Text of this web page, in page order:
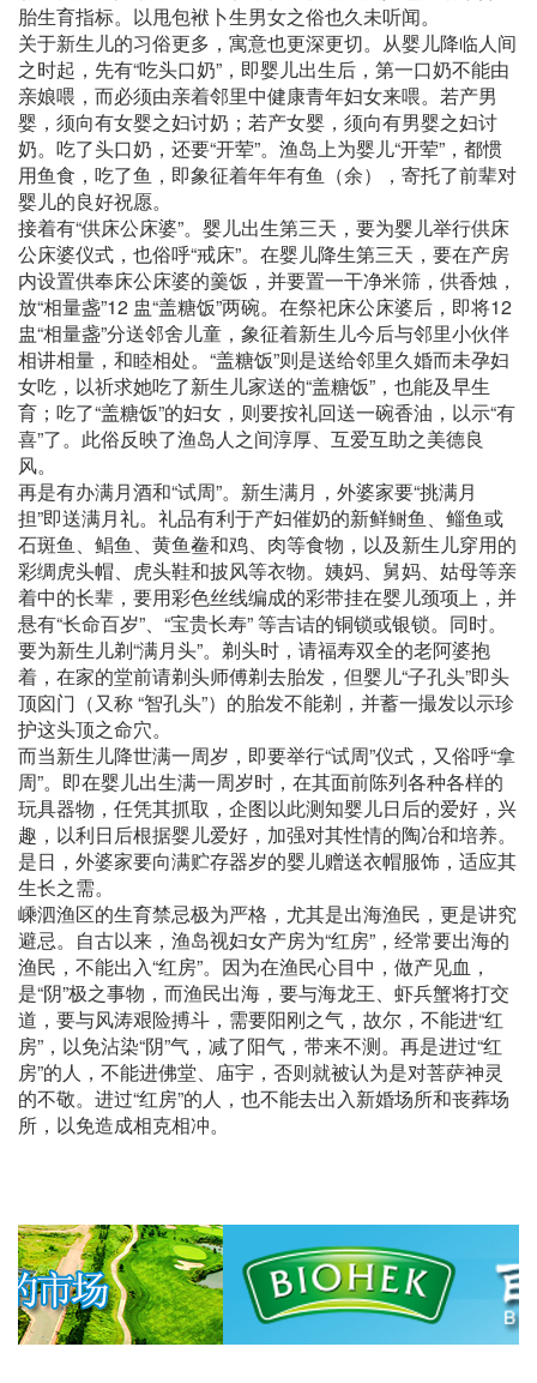
胎生育指标。以甩包袱卜生男女之俗也久未听闻。
关于新生儿的习俗更多，寓意也更深更切。从婴儿降临人间
之时起，先有“吃头口奶”，即婴儿出生后，第一口奶不能由
亲娘喂，而必须由亲着邻里中健康青年妇女来喂。若产男
婴，须向有女婴之妇讨奶；若产女婴，须向有男婴之妇讨
奶。吃了头口奶，还要“开荤”。渔岛上为婴儿“开荤”，都惯
用鱼食，吃了鱼，即象征着年年有鱼（余），寄托了前辈对
婴儿的良好祝愿。
接着有“供床公床婆”。婴儿出生第三天，要为婴儿举行供床
公床婆仪式，也俗呼“戒床”。在婴儿降生第三天，要在产房
内设置供奉床公床婆的羹饭，并要置一干净米筛，供香烛，
放“相量盏”12 盅“盖糖饭”两碗。在祭祀床公床婆后，即将12
盅“相量盏”分送邻舍儿童，象征着新生儿今后与邻里小伙伴
相讲相量，和睦相处。“盖糖饭”则是送给邻里久婚而未孕妇
女吃，以祈求她吃了新生儿家送的“盖糖饭”，也能及早生
育；吃了“盖糖饭”的妇女，则要按礼回送一碗香油，以示“有
喜”了。此俗反映了渔岛人之间淳厚、互爱互助之美德良
风。
再是有办满月酒和“试周”。新生满月，外婆家要“挑满月
担”即送满月礼。礼品有利于产妇催奶的新鲜鲥鱼、鲻鱼或
石斑鱼、鲳鱼、黄鱼鲞和鸡、肉等食物，以及新生儿穿用的
彩绸虎头帽、虎头鞋和披风等衣物。姨妈、舅妈、姑母等亲
着中的长辈，要用彩色丝线编成的彩带挂在婴儿颈项上，并
悬有“长命百岁”、“宝贵长寿” 等吉诘的铜锁或银锁。同时。
要为新生儿剃“满月头”。剃头时，请福寿双全的老阿婆抱
着，在家的堂前请剃头师傅剃去胎发，但婴儿“子孔头”即头
顶囟门（又称 “智孔头”）的胎发不能剃，并蓄一撮发以示珍
护这头顶之命穴。
而当新生儿降世满一周岁，即要举行“试周”仪式，又俗呼“拿
周”。即在婴儿出生满一周岁时，在其面前陈列各种各样的
玩具器物，任凭其抓取，企图以此测知婴儿日后的爱好，兴
趣，以利日后根据婴儿爱好，加强对其性情的陶冶和培养。
是日，外婆家要向满贮存器岁的婴儿赠送衣帽服饰，适应其
生长之需。
嵊泗渔区的生育禁忌极为严格，尤其是出海渔民，更是讲究
避忌。自古以来，渔岛视妇女产房为“红房”，经常要出海的
渔民，不能出入“红房”。因为在渔民心目中，做产见血，
是“阴”极之事物，而渔民出海，要与海龙王、虾兵蟹将打交
道，要与风涛艰险搏斗，需要阳刚之气，故尔，不能进“红
房”，以免沾染“阴”气，减了阳气，带来不测。再是进过“红
房”的人，不能进佛堂、庙宇，否则就被认为是对菩萨神灵
的不敬。进过“红房”的人，也不能去出入新婚场所和丧葬场
所，以免造成相克相冲。